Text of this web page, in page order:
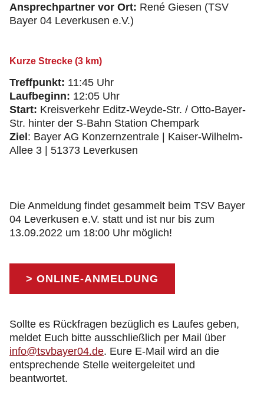
Ansprechpartner vor Ort: René Giesen (TSV
Bayer 04 Leverkusen e.V.)
Kurze Strecke (3 km)
Treffpunkt: 11:45 Uhr
Laufbeginn: 12:05 Uhr
Start: Kreisverkehr Editz-Weyde-Str. / Otto-Bayer-
Str. hinter der S-Bahn Station Chempark
Ziel : Bayer AG Konzernzentrale | Kaiser-Wilhelm-
Allee 3 | 51373 Leverkusen
Die Anmeldung findet gesammelt beim TSV Bayer
04 Leverkusen e.V. statt und ist nur bis zum
13.09.2022 um 18:00 Uhr möglich!
> ONLINE-ANMELDUNG
Sollte es Rückfragen bezüglich es Laufes geben,
meldet Euch bitte ausschließlich per Mail über
info@tsvbayer04.de. Eure E-Mail wird an die
entsprechende Stelle weitergeleitet und
beantwortet.